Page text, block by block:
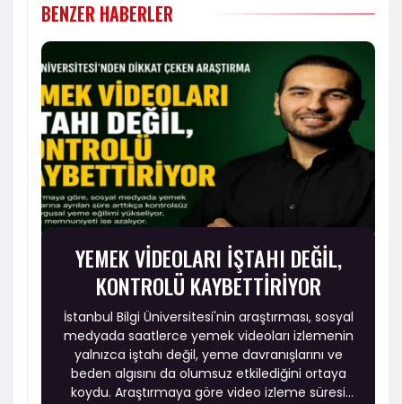
BENZER HABERLER
YEMEK VİDEOLARI İŞTAHI DEĞİL,
KONTROLÜ KAYBETTİRİYOR
İstanbul Bilgi Üniversitesi'nin araştırması, sosyal
medyada saatlerce yemek videoları izlemenin
yalnızca iştahı değil, yeme davranışlarını ve
beden algısını da olumsuz etkilediğini ortaya
koydu. Araştırmaya göre video izleme süresi